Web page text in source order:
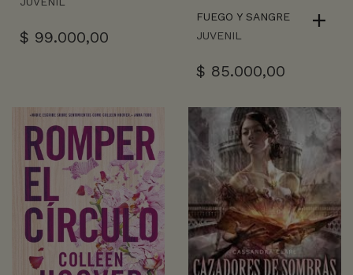
$ 99.000,00
FUEGO Y SANGRE
JUVENIL
$ 85.000,00